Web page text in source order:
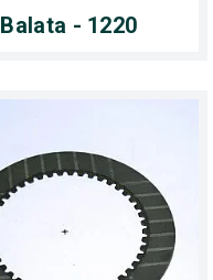
Balata - 1220